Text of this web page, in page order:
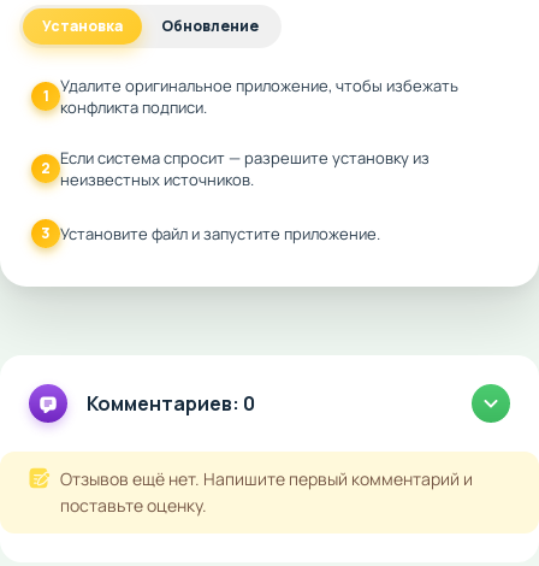
Установка Обновление
1 Удалите оригинальное приложение, чтобы избежать
конфликта подписи.
2 Если система спросит — разрешите установку из
неизвестных источников.
3 Установите файл и запустите приложение.
Комментариев: 0
Отзывов ещё нет. Напишите первый комментарий и
поставьте оценку.